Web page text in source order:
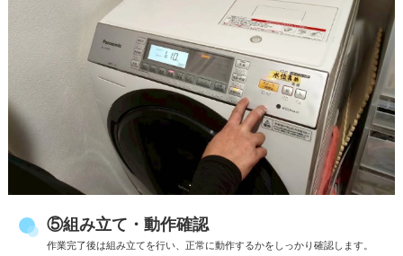
⑤組み立て・動作確認
作業完了後は組み立てを行い、正常に動作するかをしっかり確認します。